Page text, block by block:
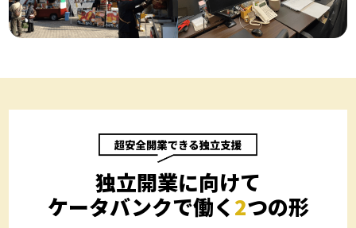
独立開業に向けて
ケータバンクで働く2つの形